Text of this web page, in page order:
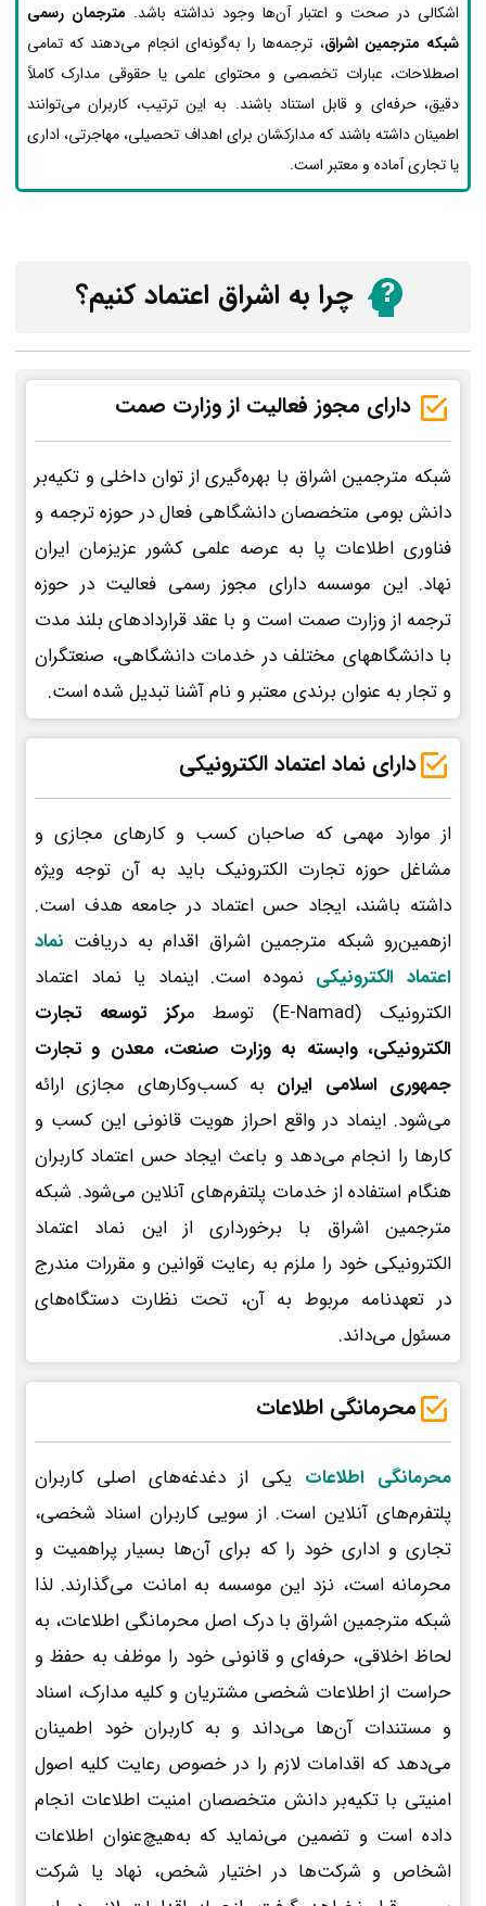
اشکالی در صحت و اعتبار آن‌ها وجود نداشته باشد. مترجمان رسمی
شبکه مترجمین اشراق، ترجمه‌ها را به‌گونه‌ای انجام می‌دهند که تمامی
اصطلاحات، عبارات تخصصی و محتوای علمی یا حقوقی مدارک کاملاً
دقیق، حرفه‌ای و قابل استناد باشند. به این ترتیب، کاربران می‌توانند
اطمینان داشته باشند که مدارکشان برای اهداف تحصیلی، مهاجرتی، اداری
یا تجاری آماده و معتبر است.
چرا به اشراق اعتماد کنیم؟
دارای مجوز فعالیت از وزارت صمت
شبکه مترجمین اشراق با بهره‌گیری از توان داخلی و تکیه‌بر
دانش بومی متخصصان دانشگاهی فعال در حوزه ترجمه و
فناوری اطلاعات پا به عرصه علمی کشور عزیزمان ایران
نهاد. این موسسه دارای مجوز رسمی فعالیت در حوزه
ترجمه از وزارت صمت است و با عقد قراردادهای بلند مدت
با دانشگاههای مختلف در خدمات دانشگاهی، صنعتگران
و تجار به عنوان برندی معتبر و نام آشنا تبدیل شده است.
دارای نماد اعتماد الکترونیکی
از موارد مهمی که صاحبان کسب و کارهای مجازی و
مشاغل حوزه تجارت الکترونیک باید به آن توجه ویژه
داشته باشند، ایجاد حس اعتماد در جامعه هدف است.
ازهمین‌رو شبکه مترجمین اشراق اقدام به دریافت نماد
اعتماد الکترونیکی نموده است. اینماد یا نماد اعتماد
الکترونیک (E-Namad) توسط م
رکز توسعه تجارت
الکترونیکی، وابسته به وزارت صنعت، معدن و تجارت
جمهوری اسلامی ایران به کسب‌وکارهای مجازی ارائه
می‌شود. اینماد در واقع احراز هویت قانونی این کسب و
کارها را انجام می‌دهد و باعث ایجاد حس اعتماد کاربران
هنگام استفاده از خدمات پلتفرم‌های آنلاین می‌شود. شبکه
مترجمین اشراق با برخورداری از این نماد اعتماد
الکترونیکی خود را ملزم به رعایت قوانین و مقررات مندرج
در تعهدنامه مربوط به آن، تحت نظارت دستگاه‌های
مسئول می‌داند.
محرمانگی اطلاعات
محرمانگی اطلاعات یکی از دغدغه‌های اصلی کاربران
پلتفرم‌های آنلاین است. از سویی کاربران اسناد شخصی،
تجاری و اداری خود را که برای آن‌ها بسیار پراهمیت و
محرمانه است، نزد این موسسه به امانت می‌گذارند. لذا
شبکه مترجمین اشراق با درک اصل محرمانگی اطلاعات، به
لحاظ اخلاقی، حرفه‌ای و قانونی خود را موظف به حفظ و
حراست از اطلاعات شخصی مشتریان و کلیه مدارک، اسناد
و مستندات آن‌ها می‌داند و به کاربران خود اطمینان
می‌دهد که اقدامات لازم را در خصوص رعایت کلیه اصول
امنیتی با تکیه‌بر دانش متخصصان امنیت اطلاعات انجام
داده است و تضمین می‌نماید که به‌هیچ‌عنوان اطلاعات
اشخاص و شرکت‌ها در اختیار شخص، نهاد یا شرکت